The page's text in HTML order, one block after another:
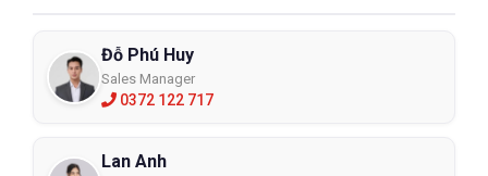
Đỗ Phú Huy
Sales Manager
0372 122 717
Lan Anh